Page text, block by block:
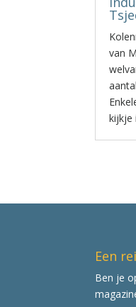
van
kijkje
Een
Ben je